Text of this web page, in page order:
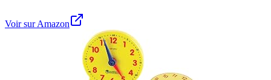
Voir sur Amazon